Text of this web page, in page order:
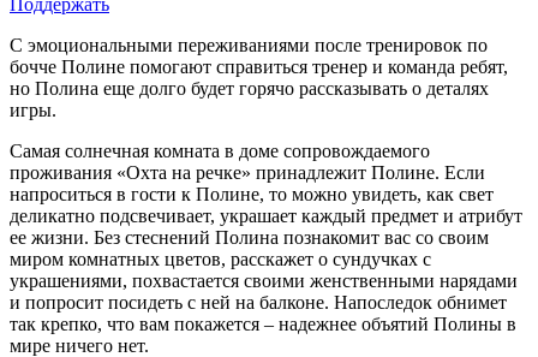
Поддержать
С эмоциональными переживаниями после тренировок по
бочче Полине помогают справиться тренер и команда ребят,
но Полина еще долго будет горячо рассказывать о деталях
игры.
Самая солнечная комната в доме сопровождаемого
проживания «Охта на речке» принадлежит Полине. Если
напроситься в гости к Полине, то можно увидеть, как свет
деликатно подсвечивает, украшает каждый предмет и атрибут
ее жизни. Без стеснений Полина познакомит вас со своим
миром комнатных цветов, расскажет о сундучках с
украшениями, похвастается своими женственными нарядами
и попросит посидеть с ней на балконе. Напоследок обнимет
так крепко, что вам покажется – надежнее объятий Полины в
мире ничего нет.